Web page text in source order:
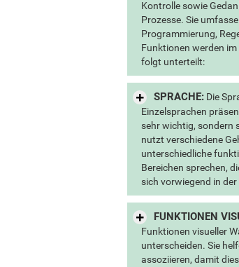
Kontrolle sowie
Prozesse. Sie
Programmierung,
Funktionen werden
folgt unterteilt:
SPRACHE:Die
Einzelsprachen
sehr wichtig, sondern
nutzt verschiedene
unterschiedliche
Bereichen sprechen,
sich vorwiegend in
FUNKTIONEN
Funktionen visueller
unterscheiden. Sie
assoziieren, damit